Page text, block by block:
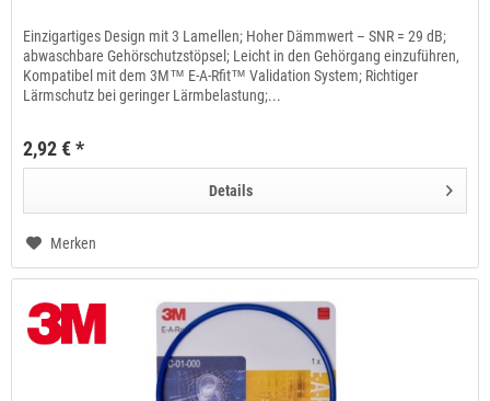
Einzigartiges Design mit 3 Lamellen; Hoher Dämmwert – SNR = 29 dB;
abwaschbare Gehörschutzstöpsel; Leicht in den Gehörgang einzuführen,
Kompatibel mit dem 3M™ E-A-Rfit™ Validation System; Richtiger
Lärmschutz bei geringer Lärmbelastung;...
2,92 € *
Details
Merken